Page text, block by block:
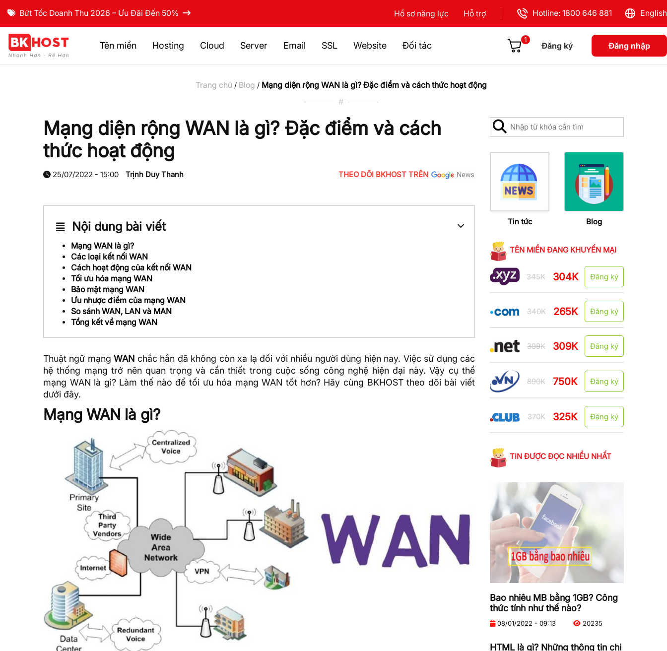
Bứt Tốc Doanh Thu 2026 – Ưu Đãi Đến 50% Hồ sơ năng lực Hỗ trợ Hotline: 1800 646 881 English
Tên miền Hosting Cloud Server Email SSL Website Đối tác
1
Đăng ký Đăng nhập
Trang chủ / Blog / Mạng diện rộng WAN là gì? Đặc điểm và cách thức hoạt động
#
Mạng diện rộng WAN là gì? Đặc điểm và cách
thức hoạt động
25/07/2022 - 15:00 Trịnh Duy Thanh THEO DÕI BKHOST TRÊN
Nội dung bài viết
Mạng WAN là gì?
Các loại kết nối WAN
Cách hoạt động của kết nối WAN
Tối ưu hóa mạng WAN
Bảo mật mạng WAN
Ưu nhược điểm của mạng WAN
So sánh WAN, LAN và MAN
Tổng kết về mạng WAN
Thuật ngữ mạngWAN chắc hẳn đã không còn xa lạ đối với nhiều người dùng hiện nay. Việc sử dụng các
hệ thống mạng trở nên quan trọng và cần thiết trong cuộc sống công nghệ hiện đại này. Vậy cụ thể
mạng WAN là gì? Làm thế nào để tối ưu hóa mạng WAN tốt hơn? Hãy cùng BKHOSTtheo dõi bài viết
dưới đây.
Mạng WAN là gì?
Tin tức Blog
TÊN MIỀN ĐANG KHUYẾN MẠI
345K 304K Đăng ký
340K 265K Đăng ký
399K 309K Đăng ký
890K 750K Đăng ký
370K 325K Đăng ký
TIN ĐƯỢC ĐỌC NHIỀU NHẤT
Bao nhiêu MB bằng 1GB? Công
thức tính như thế nào?
08/01/2022 - 09:13 20235
HTML là gì? Những thông tin chi